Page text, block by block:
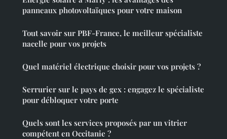
panneaux photovoltaïques pour votre maison
Tout savoir sur PBF-France, le meilleur spécialiste
nacelle pour vos projets
Quel matériel électrique choisir pour vos projets ?
Serrurier sur le pays de gex : engagez le spécialiste
pour débloquer votre porte
Quels sont les services proposés par un vitrier
compétent en Occitanie ?